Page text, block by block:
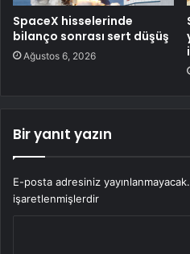
SpaceX hisselerinde
bilanço sonrası sert düşüş
Ağustos 6, 2026
Bir yanıt yazın
E-posta adresiniz yayınlanmayacak.
işaretlenmişlerdir